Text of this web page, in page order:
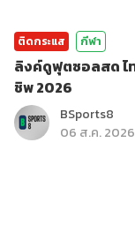
ติดกระแส กีฬา
ลิงค์ดูฟุตซอลสด ไ
ชิพ 2026
BSports8
06 ส.ค. 2026